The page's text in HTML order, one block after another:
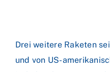
Drei weitere Raketen
und von US-